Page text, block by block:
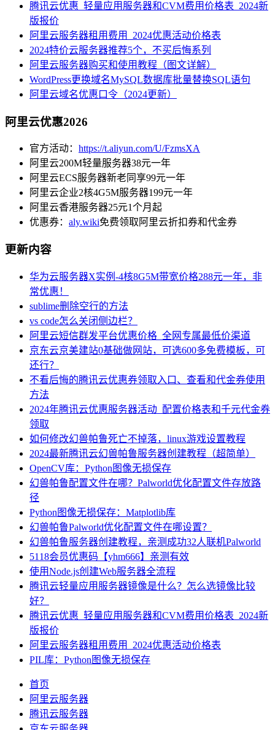
腾讯云优惠_轻量应用服务器和CVM费用价格表_2024新
版报价
阿里云服务器租用费用_2024优惠活动价格表
2024特价云服务器推荐5个，不买后悔系列
阿里云服务器购买和使用教程（图文详解）
WordPress更换域名MySQL数据库批量替换SQL语句
阿里云域名优惠口令（2024更新）
阿里云优惠2026
官方活动： https://t.aliyun.com/U/FzmsXA
阿里云200M轻量服务器38元一年
阿里云ECS服务器新老同享99元一年
阿里云企业2核4G5M服务器199元一年
阿里云香港服务器25元1个月起
优惠券： aly.wiki免费领取阿里云折扣券和代金券
更新内容
华为云服务器X实例-4核8G5M带宽价格288元一年，非
常优惠！
sublime删除空行的方法
vs code怎么关闭侧边栏？
阿里云短信群发平台优惠价格_全网专属最低价渠道
京东云京美建站0基础做网站，可选600多免费模板，可
还行？
不看后悔的腾讯云优惠券领取入口、查看和代金券使用
方法
2024年腾讯云优惠服务器活动_配置价格表和千元代金券
领取
如何修改幻兽帕鲁死亡不掉落，linux游戏设置教程
2024最新腾讯云幻兽帕鲁服务器创建教程（超简单）
OpenCV库：Python图像无损保存
幻兽帕鲁配置文件在哪？Palworld优化配置文件存放路
径
Python图像无损保存：Matplotlib库
幻兽帕鲁Palworld优化配置文件在哪设置？
幻兽帕鲁服务器创建教程，亲测成功32人联机Palworld
5118会员优惠码【yhm666】亲测有效
使用Node.js创建Web服务器全流程
腾讯云轻量应用服务器镜像是什么？怎么选镜像比较
好？
腾讯云优惠_轻量应用服务器和CVM费用价格表_2024新
版报价
阿里云服务器租用费用_2024优惠活动价格表
PIL库：Python图像无损保存
首页
阿里云服务器
腾讯云服务器